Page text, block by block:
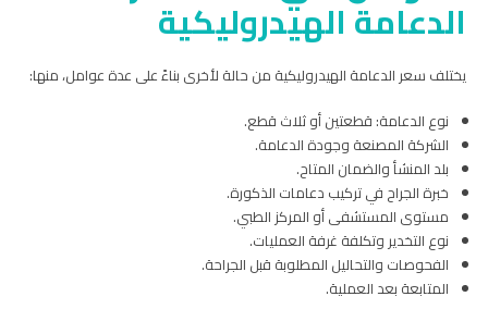
الدعامة الهيدروليكية
يختلف سعر الدعامة الهيدروليكية من حالة لأخرى بناءً على عدة عوامل، منها:
نوع الدعامة: قطعتين أو ثلاث قطع.
الشركة المصنعة وجودة الدعامة.
بلد المنشأ والضمان المتاح.
خبرة الجراح في تركيب دعامات الذكورة.
مستوى المستشفى أو المركز الطبي.
نوع التخدير وتكلفة غرفة العمليات.
الفحوصات والتحاليل المطلوبة قبل الجراحة.
المتابعة بعد العملية.